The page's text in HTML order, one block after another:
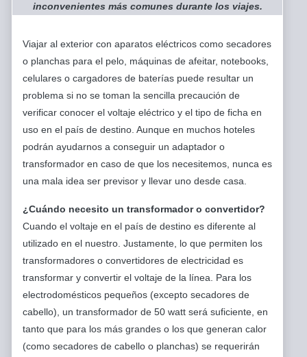
inconvenientes más comunes durante los viajes.
Viajar al exterior con aparatos eléctricos como secadores
o planchas para el pelo, máquinas de afeitar, notebooks,
celulares o cargadores de baterías puede resultar un
problema si no se toman la sencilla precaución de
verificar conocer el voltaje eléctrico y el tipo de ficha en
uso en el país de destino. Aunque en muchos hoteles
podrán ayudarnos a conseguir un adaptador o
transformador en caso de que los necesitemos, nunca es
una mala idea ser previsor y llevar uno desde casa.
¿Cuándo necesito un transformador o convertidor?
Cuando el voltaje en el país de destino es diferente al
utilizado en el nuestro. Justamente, lo que permiten los
transformadores o convertidores de electricidad es
transformar y convertir el voltaje de la línea. Para los
electrodomésticos pequeños (excepto secadores de
cabello), un transformador de 50 watt será suficiente, en
tanto que para los más grandes o los que generan calor
(como secadores de cabello o planchas) se requerirán